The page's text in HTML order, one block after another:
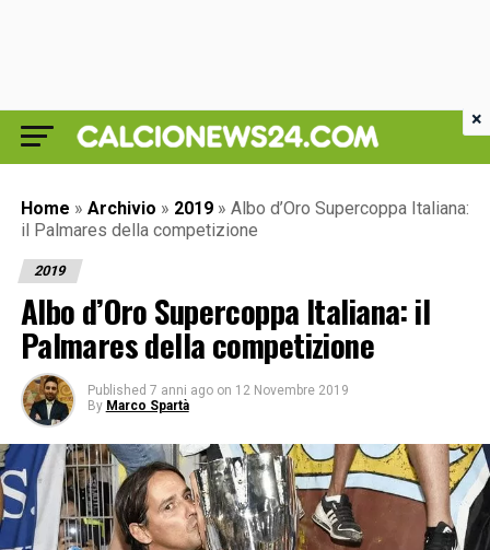
Home » Archivio » 2019 » Albo d’Oro Supercoppa Italiana:
il Palmares della competizione
2019
Albo d’Oro Supercoppa Italiana: il
Palmares della competizione
Published 7 anni ago on 12 Novembre 2019
By Marco Spartà
×